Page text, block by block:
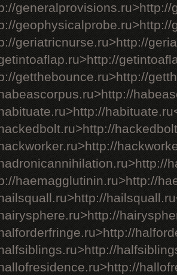
geriatricnurse.ru>http://
getthebounce.ru>http://
haemagglutinin.ru>http://